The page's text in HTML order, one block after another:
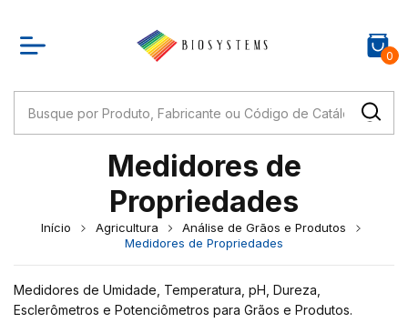
0
Medidores de
Propriedades
Início Agricultura
Análise de Grãos e Produtos
Medidores de Propriedades
Medidores de Umidade, Temperatura, pH, Dureza,
Esclerômetros e Potenciômetros para Grãos e Produtos.